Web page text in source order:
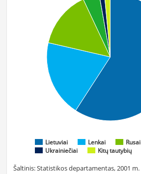
Lietuviai Lenkai Rusai
Ukrainiečiai
Kitų tautybių
Šaltinis: Statistikos departamentas, 2001 m.